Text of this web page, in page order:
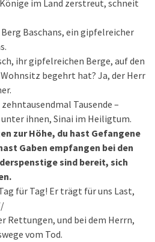
im Land zerstreut, schneit
Baschans, ein gipfelreicher
ihr gipfelreichen Berge, auf den
begehrt hat? Ja, der Herr
Tausende –
ihnen, Sinai im Heiligtum.
zur Höhe, du hast Gefangene
Gaben empfangen bei den
sind bereit, sich
für Tag! Er trägt für uns Last,
Rettungen, und bei dem Herrn,
vom Tod.